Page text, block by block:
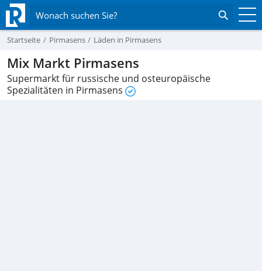
Wonach suchen Sie?
Startseite Pirmasens Läden in Pirmasens
Mix Markt Pirmasens
Supermarkt für russische und osteuropäische
Spezialitäten in Pirmasens